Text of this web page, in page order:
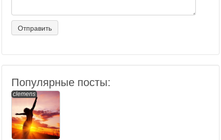
Популярные посты:
clemens